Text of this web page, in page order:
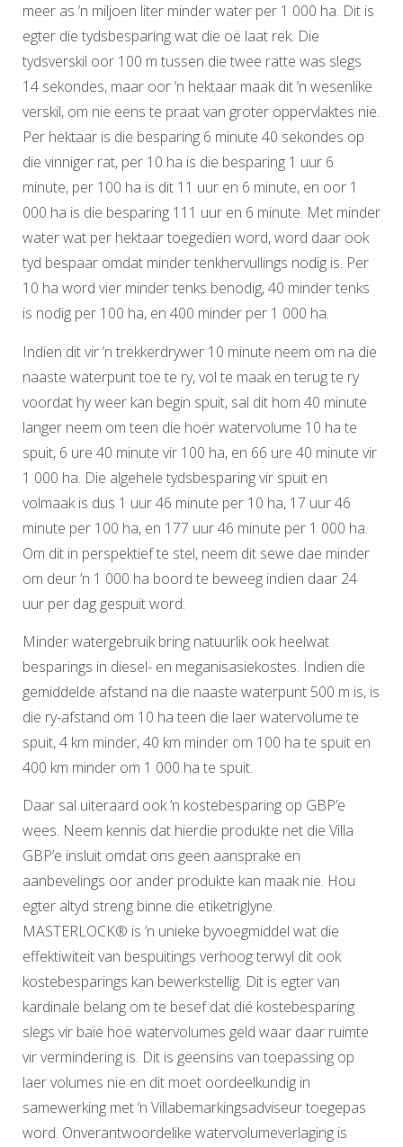
meer as ’n miljoen liter minder water per 1 000 ha. Dit is
egter die tydsbesparing wat die oë laat rek. Die
tydsverskil oor 100 m tussen die twee ratte was slegs
14 sekondes, maar oor ’n hektaar maak dit ’n wesenlike
verskil, om nie eens te praat van groter oppervlaktes nie.
Per hektaar is die besparing 6 minute 40 sekondes op
die vinniger rat, per 10 ha is die besparing 1 uur 6
minute, per 100 ha is dit 11 uur en 6 minute, en oor 1
000 ha is die besparing 111 uur en 6 minute. Met minder
water wat per hektaar toegedien word, word daar ook
tyd bespaar omdat minder tenkhervullings nodig is. Per
10 ha word vier minder tenks benodig, 40 minder tenks
is nodig per 100 ha, en 400 minder per 1 000 ha.
Indien dit vir ’n trekkerdrywer 10 minute neem om na die
naaste waterpunt toe te ry, vol te maak en terug te ry
voordat hy weer kan begin spuit, sal dit hom 40 minute
langer neem om teen die hoër watervolume 10 ha te
spuit, 6 ure 40 minute vir 100 ha, en 66 ure 40 minute vir
1 000 ha. Die algehele tydsbesparing vir spuit en
volmaak is dus 1 uur 46 minute per 10 ha, 17 uur 46
minute per 100 ha, en 177 uur 46 minute per 1 000 ha.
Om dit in perspektief te stel, neem dit sewe dae minder
om deur ’n 1 000 ha boord te beweeg indien daar 24
uur per dag gespuit word.
Minder watergebruik bring natuurlik ook heelwat
besparings in diesel- en meganisasiekostes. Indien die
gemiddelde afstand na die naaste waterpunt 500 m is, is
die ry-afstand om 10 ha teen die laer watervolume te
spuit, 4 km minder, 40 km minder om 100 ha te spuit en
400 km minder om 1 000 ha te spuit.
Daar sal uiteraard ook ’n kostebesparing op GBP’e
wees. Neem kennis dat hierdie produkte net die Villa
GBP’e insluit omdat ons geen aansprake en
aanbevelings oor ander produkte kan maak nie. Hou
egter altyd streng binne die etiketriglyne.
MASTERLOCK® is ’n unieke byvoegmiddel wat die
effektiwiteit van bespuitings verhoog terwyl dit ook
kostebesparings kan bewerkstellig. Dit is egter van
kardinale belang om te besef dat dié kostebesparing
slegs vir baie hoë watervolumes geld waar daar ruimte
vir vermindering is. Dit is geensins van toepassing op
laer volumes nie en dit moet oordeelkundig in
samewerking met ’n Villabemarkingsadviseur toegepas
word. Onverantwoordelike watervolumeverlaging is